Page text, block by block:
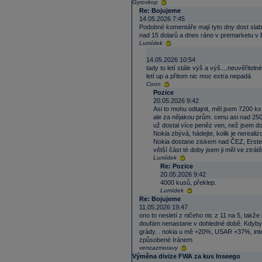
Gyroskop
Re: Bojujeme
14.05.2026 7:45
Podobné komentáře mají tyto dny dost
nad 15 dolarů a dnes ráno v premarketu v
Lumídek
14.05.2026 10:54
tady to letí stále výš a
letí up a přitom nic moc extra nepadá
Coon
Pozice
20.05.2026 9:42
Asi to mohu odtajnit, měl jsem 7200
ale za nějakou prům. cenu asi nad
už dostal více peněz ven, než jsem
Nokia zbývá, hádejte, kolik je
Nokia dostane ziskem nad ČEZ,
větší část té doby jsem ji měl ve
Lumídek
Re: Pozice
20.05.2026 9:42
4000 kusů, překlep.
Lumídek
Re: Bojujeme
11.05.2026 19:47
ono to nesletí z ničeho nic z 11 na 5,
doufám nenastane v dohledné době.
grády. . nokia u mě +20%, USAR +37%,
způsobené Iránem
vencazmoravy
Výměna divize FWA za kus Inseego